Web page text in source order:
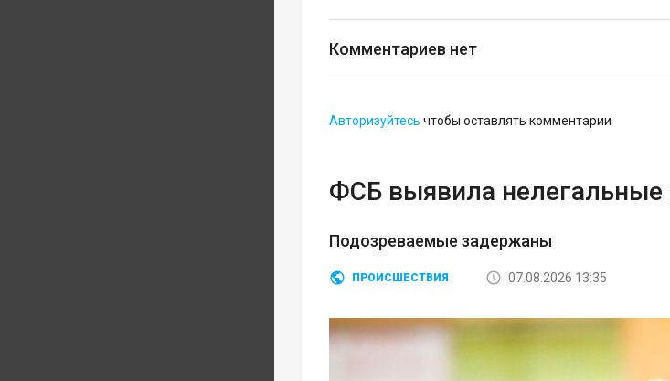
Комментариев нет
Авторизуйтесь чтобы оставлять комментарии
ФСБ выявила нелегальные
Подозреваемые задержаны
ПРОИСШЕСТВИЯ 07.08.2026 13:35